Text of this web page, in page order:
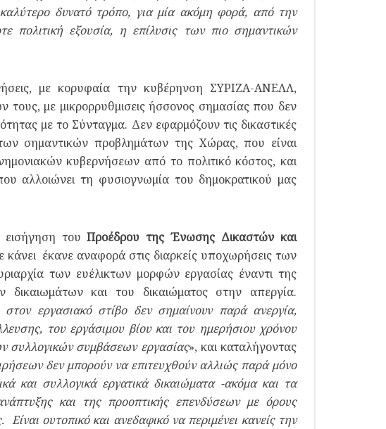
δυνατό τρόπο, για μία ακόμη φορά, από την
πολιτική εξουσία, η επίλυσις των πιο σημαντικών
με κορυφαία την κυβέρηνση ΣΥΡΙΖΑ-ΑΝΕΛΛ,
με μικρορρυθμισεις ήσσονος σημασίας που δεν
με το Σύνταγμα. Δεν εφαρμόζουν τις δικαστικές
σημαντικών προβλημάτων της Χώρας, που είναι
κυβερνήσεων από το πολιτικό κόστος, και
αλλοιώνει τη φυσιογνωμία του δημοκρατικού μας
εισήγηση τουΠροέδρου της Ένωσης Δικαστών και
κάνει έκανε αναφορά στις διαρκείς υποχωρήσεις των
των ευέλικτων μορφών εργασίας έναντι της
και του δικαιώματος στην απεργία.
στον εργασιακό στίβο δεν σημαίνουν παρά ανεργία,
του εργάσιμου βίου και του ημερήσιου χρόνου
συλλογικών συμβάσεων εργασίας», και καταλήγοντας
δεν μπορούν να επιτευχθούν αλλιώς παρά μόνο
και συλλογικά εργατικά δικαιώματα -ακόμα και τα
και της προοπτικής επενδύσεων με όρους
ουτοπικό και ανεδαφικό να περιμένει κανείς την